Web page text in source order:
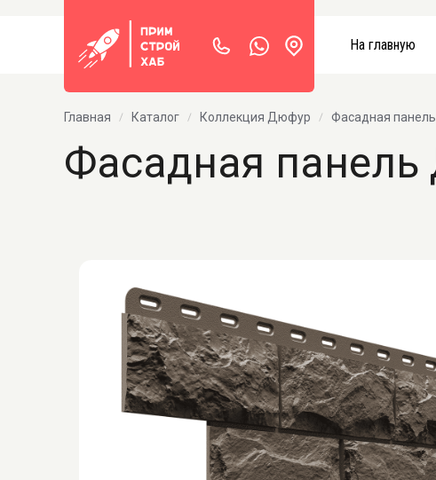
На главную
Главная Каталог Коллекция Дюфур Фасадная
Фасадная